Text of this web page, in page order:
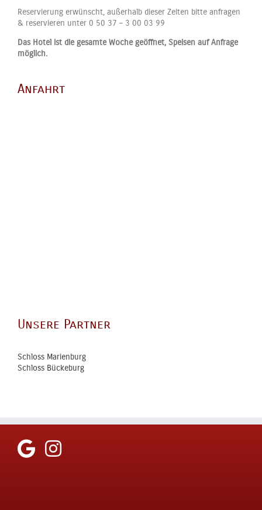
Reservierung erwünscht, außerhalb dieser Zeiten bitte anfragen
& reservieren unter 0 50 37 – 3 00 03 99
Das Hotel ist die gesamte Woche geöffnet, Speisen auf Anfrage
möglich.
Anfahrt
Unsere Partner
Schloss Marienburg
Schloss Bückeburg